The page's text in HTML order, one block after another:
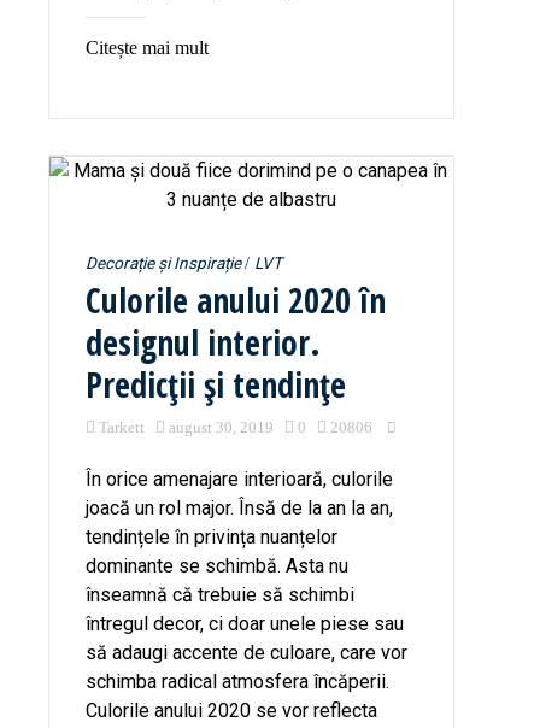
Citește mai mult
Decorație și Inspirație LVT
Culorile anului 2020 în
designul interior.
Predicții și tendințe
Tarkett august 30, 2019 0 20806
În orice amenajare interioară, culorile
joacă un rol major. Însă de la an la an,
tendințele în privința nuanțelor
dominante se schimbă. Asta nu
înseamnă că trebuie să schimbi
întregul decor, ci doar unele piese sau
să adaugi accente de culoare, care vor
schimba radical atmosfera încăperii.
Culorile anului 2020 se vor reflecta